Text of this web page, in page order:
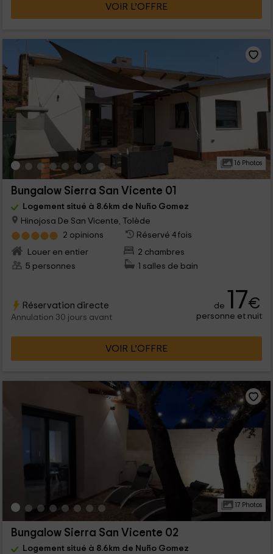
VOIR L’OFFRE
16 Photos
Bungalow Sierra San Vicente 01
Logement situé à 8.6km de Nuño Gomez
Hinojosa De San Vicente, Tolède
2 opinions
Réservé 4 fois
Louer en entier
2 chambres
5 personnes
1 salles de bain
Réservation directe
Annulation 30 jours avant
de 17€
personne et nuit
VOIR L’OFFRE
17 Photos
Bungalow Sierra San Vicente 02
Logement situé à 8.6km de Nuño Gomez